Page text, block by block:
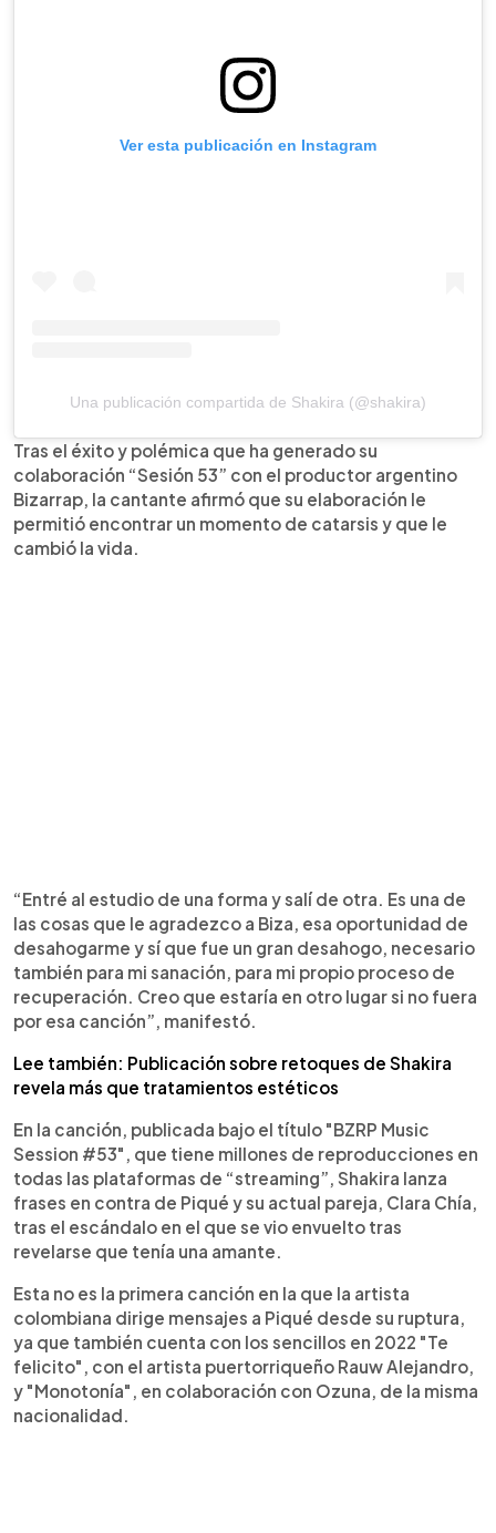
Ver esta publicación en Instagram
Una publicación compartida de Shakira (@shakira)
Tras el éxito y polémica que ha generado su
colaboración “Sesión 53” con el productor argentino
Bizarrap, la cantante afirmó que su elaboración le
permitió encontrar un momento de catarsis y que le
cambió la vida.
“Entré al estudio de una forma y salí de otra. Es una de
las cosas que le agradezco a Biza, esa oportunidad de
desahogarme y sí que fue un gran desahogo, necesario
también para mi sanación, para mi propio proceso de
recuperación. Creo que estaría en otro lugar si no fuera
por esa canción”, manifestó.
Lee también: Publicación sobre retoques de Shakira
revela más que tratamientos estéticos
En la canción, publicada bajo el título "BZRP Music
Session #53", que tiene millones de reproducciones en
todas las plataformas de “streaming”, Shakira lanza
frases en contra de Piqué y su actual pareja, Clara Chía,
tras el escándalo en el que se vio envuelto tras
revelarse que tenía una amante.
Esta no es la primera canción en la que la artista
colombiana dirige mensajes a Piqué desde su ruptura,
ya que también cuenta con los sencillos en 2022 "Te
felicito", con el artista puertorriqueño Rauw Alejandro,
y "Monotonía", en colaboración con Ozuna, de la misma
nacionalidad.